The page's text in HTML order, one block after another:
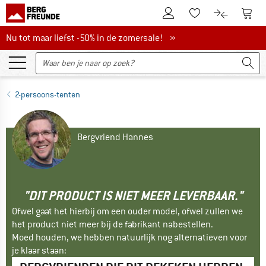
De klantenaccount
Naar deNaar de
Nu tot maar liefst -50% in de zomersale!
Nu tot maar liefst -50% in de zomersale! »
2-persoons-tenten
Bergvriend Hannes
"DIT PRODUCT IS NIET MEER LEVERBAAR."
Ofwel gaat het hierbij om een ouder model, ofwel zullen we
het product niet meer bij de fabrikant nabestellen.
Moed houden, we hebben natuurlijk nog alternatieven voor
je klaar staan: